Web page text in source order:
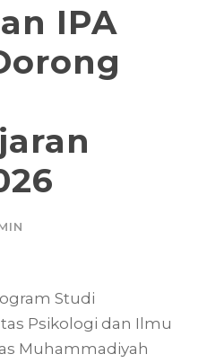
IPA
Studi
Psikologi dan Ilmu
Muhammadiyah